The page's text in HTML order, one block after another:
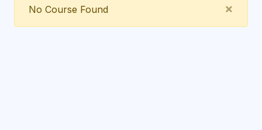
×
No Course Found